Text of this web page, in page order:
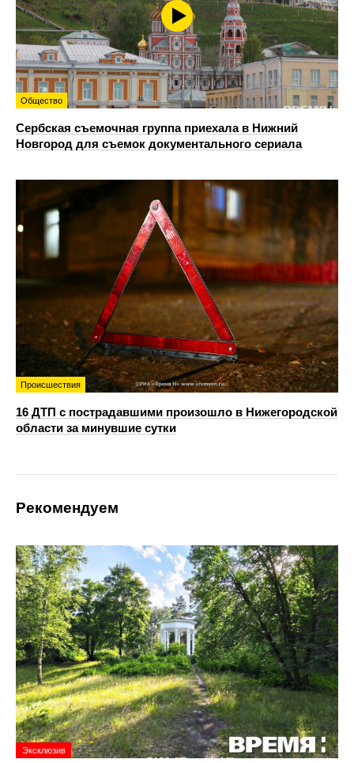
Общество
Сербская съемочная группа приехала в Нижний
Новгород для съемок документального сериала
Происшествия
16 ДТП с пострадавшими произошло в Нижегородской
области за минувшие сутки
Рекомендуем
Эксклюзив